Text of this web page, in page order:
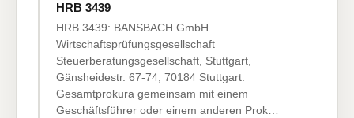
HRB 3439
HRB 3439: BANSBACH GmbH
Wirtschaftsprüfungsgesellschaft
Steuerberatungsgesellschaft, Stuttgart,
Gänsheidestr. 67-74, 70184 Stuttgart.
Gesamtprokura gemeinsam mit einem
Geschäftsführer oder einem anderen Prok…